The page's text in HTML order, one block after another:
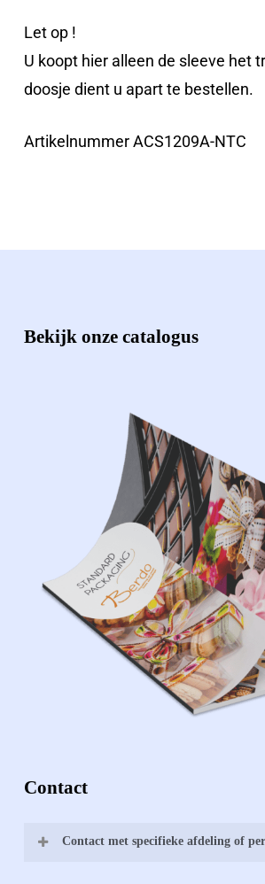
Let op !
U koopt hier alleen de sleeve het
doosje dient u apart te bestellen.
Artikelnummer ACS1209A-NTC
Bekijk onze catalogus
Contact
Contact met specifieke afdeling of